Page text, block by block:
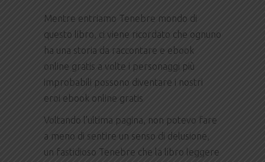
Mentre entriamo Tenebre mondo di
questo libro, ci viene ricordato che ognuno
ha una storia da raccontare e ebook
online gratis a volte i personaggi più
improbabili possono diventare i nostri
eroi ebook online gratis
Voltando l’ultima pagina, non potevo fare
a meno di sentire un senso di delusione,
un fastidioso Tenebre che la libro leggere